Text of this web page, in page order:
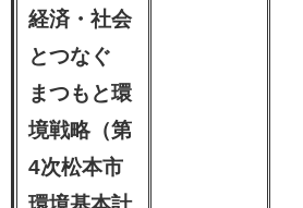
経済・社会
とつなぐ
まつもと環
境戦略（第
4次松本市